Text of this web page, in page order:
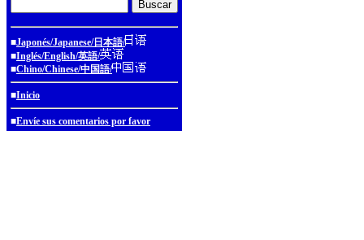
■Japonés/Japanese/日本語/
■Inglés/English/英語/
■Chino/Chinese/中国語/
■Inicio
■Envíe sus comentarios por favor